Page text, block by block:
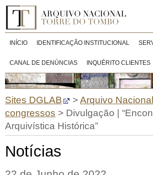
INÍCIO IDENTIFICAÇÃO INSTITUCIONAL
CANAL DE DENÚNCIAS INQUÉRITO CLIENTES
Sites DGLAB >Arquivo
congressos > Divulgação |
Arquivística Histórica”
Notícias